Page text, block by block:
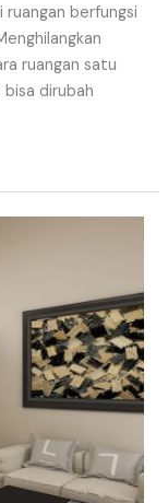
berfungsi
ruangan satu
dirubah